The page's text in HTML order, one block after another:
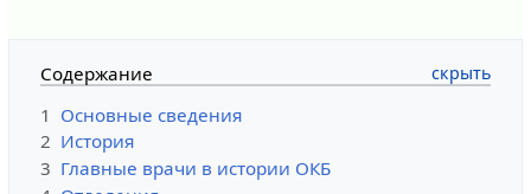
Содержание
1 Основные сведения
2 История
3 Главные врачи в истории ОКБ